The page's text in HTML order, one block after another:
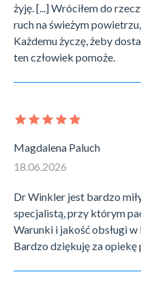
żyję. [...] Wróciłem do
ruch na świeżym
Każdemu życzę, żeby
ten człowiek pomoże.
Magdalena Paluch
18.06.2026
Dr Winkler jest bardzo
specjalistą, przy którym
Warunki i jakość obsługi
Bardzo dziękuję za